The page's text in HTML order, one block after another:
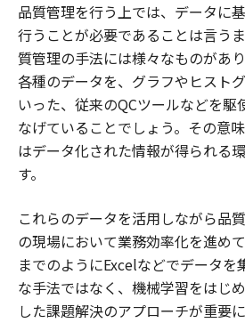
品質管理を行う上では、データに
行うことが必要であることは言う
質管理の手法には様々なものがあ
各種のデータを、グラフやヒスト
いった、従来のQCツールなどを駆
なげていることでしょう。その意
はデータ化された情報が得られる
す。
これらのデータを活用しながら品
の現場において業務効率化を進め
までのようにExcelなどでデータを
な手法ではなく、機械学習をはじ
した課題解決のアプローチが重要に